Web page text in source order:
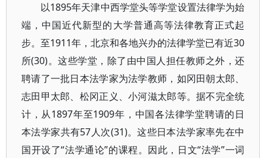
以1895年天津中西学堂头等学堂设置法律学为始
端，中国近代新型的大学普通高等法律教育正式起
步。至1911年，北京和各地兴办的法律学堂已有近30
所(30)。这些学堂，除了由中国人担任教师之外，还
聘请了一批日本法学家为法学教师，如冈田朝太郎、
志田甲太郎、松冈正义、小河滋太郎等。据不完全统
计，从1897年至1909年，中国各法律学堂聘请的日
本法学家共有57人次(31)。这些日本法学家率先在中
国开设了“法学通论”的课程。因此，日文“法学”一词